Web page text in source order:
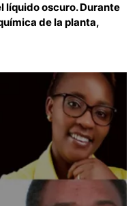
líquido oscuro. Durante
de la planta,